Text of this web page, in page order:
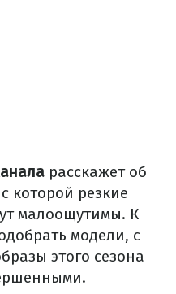
расскажет об
которой резкие
малоощутимы. К
модели, с
этого сезона